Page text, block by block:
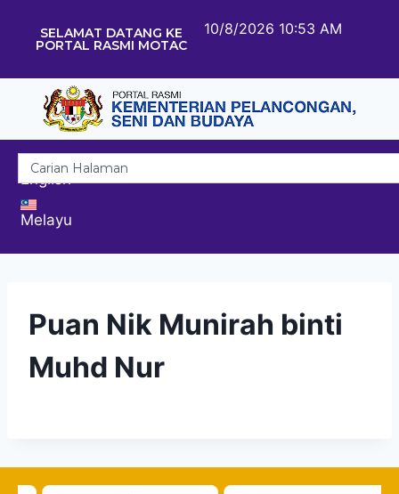
SELAMAT DATANG KE
PORTAL RASMI MOTAC
10/8/2026 10:53 AM
English
Melayu
Puan Nik Munirah binti
Muhd Nur